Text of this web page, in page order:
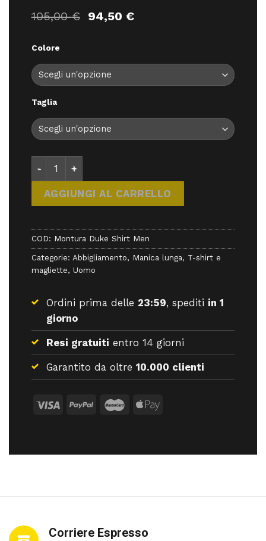
105,00€ Il
105,00 €.
94,50 €Il
94,50 €.
Colore
Taglia
Montura Duke Shirt Men - Camicie - Montura
AGGIUNGI AL CARRELLO
COD: Montura Duke Shirt Men
Categorie: Abbigliamento, Manica lunga, T-shirt e
magliette, Uomo
Ordini prima delle 23:59, spediti in 1
giorno
Resi gratuiti entro 14 giorni
Garantito da oltre 10.000 clienti
Corriere Espresso